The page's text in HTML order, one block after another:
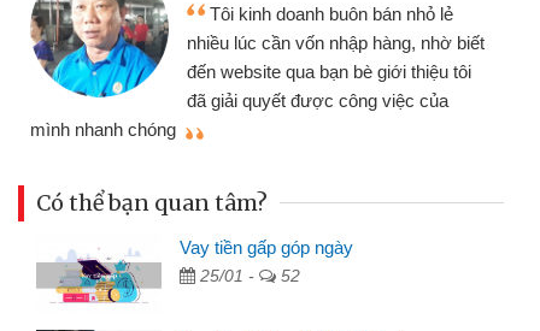
Tôi kinh doanh buôn bán nhỏ lẻ
nhiều lúc cần vốn nhập hàng, nhờ biết
đến website qua bạn bè giới thiệu tôi
đã giải quyết được công việc của
mình nhanh chóng
Có thể bạn quan tâm?
Vay tiền gấp góp ngày
25/01 - 52